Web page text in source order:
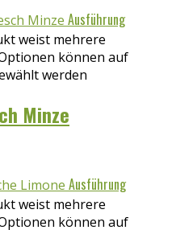
Ausführung
weist mehrere
können auf
werden
Minze
Ausführung
weist mehrere
können auf